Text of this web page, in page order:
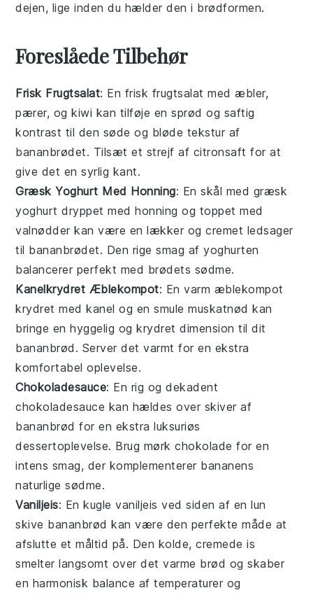
dejen, lige inden du hælder den i brødformen.
Foreslåede Tilbehør
Frisk Frugtsalat: En frisk frugtsalat medæbler,
pærer, ogkiwi kan tilføje en sprød og saftig
kontrast til den søde og bløde tekstur af
bananbrødet. Tilsæt et strejf af citronsaft for at
give det en syrlig kant.
Græsk Yoghurt Med Honning: En skål med græsk
yoghurt dryppet medhonning og toppet med
valnødder kan være en lækker og cremet ledsager
til bananbrødet. Den rige smag af yoghurten
balancerer perfekt med brødets sødme.
Kanelkrydret Æblekompot: En varm æblekompot
krydret medkanel og en smulemuskatnød kan
bringe en hyggelig og krydret dimension til dit
bananbrød. Server det varmt for en ekstra
komfortabel oplevelse.
Chokoladesauce: En rig og dekadent
chokoladesauce kan hældes over skiver af
bananbrød for en ekstra luksuriøs
dessertoplevelse. Brug mørkchokolade for en
intens smag, der komplementerer bananens
naturlige sødme.
Vaniljeis: En kuglevaniljeis ved siden af en lun
skive bananbrød kan være den perfekte måde at
afslutte et måltid på. Den kolde, cremede is
smelter langsomt over det varme brød og skaber
en harmonisk balance af temperaturer og